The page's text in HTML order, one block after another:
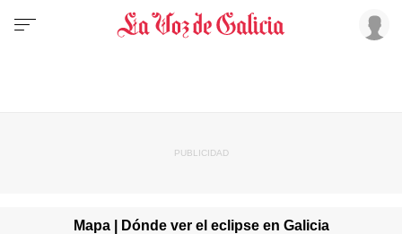
Mapa | Dónde ver el eclipse en Galicia